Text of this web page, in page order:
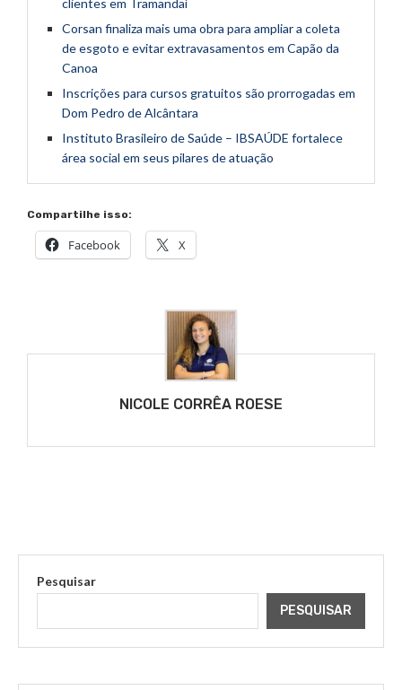
clientes em Tramandaí
Corsan finaliza mais uma obra para ampliar a coleta
de esgoto e evitar extravasamentos em Capão da
Canoa
Inscrições para cursos gratuitos são prorrogadas em
Dom Pedro de Alcântara
Instituto Brasileiro de Saúde – IBSAÚDE fortalece
área social em seus pilares de atuação
Compartilhe isso:
Facebook X
NICOLE CORRÊA ROESE
Pesquisar
PESQUISAR